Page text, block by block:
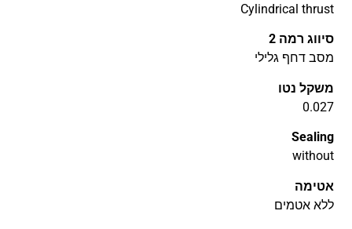
Cylindrical thrust
סיווג רמה 2
מסב דחף גלילי
משקל נטו
0.027
Sealing
without
אטימה
ללא אטמים